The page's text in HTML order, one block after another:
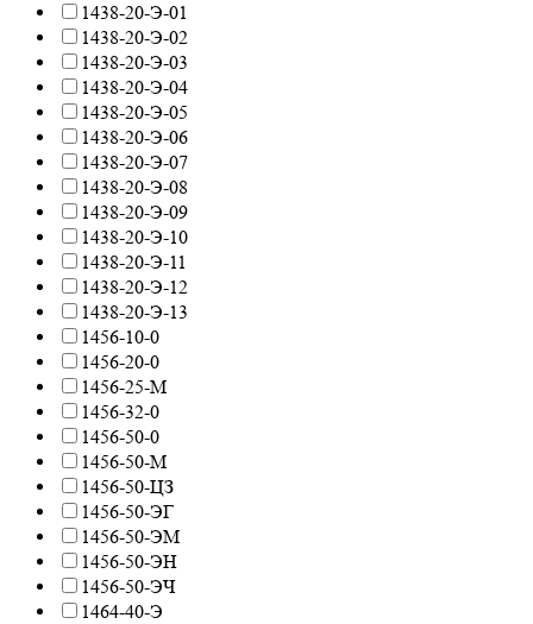
1438-20-Э-01
1438-20-Э-02
1438-20-Э-03
1438-20-Э-04
1438-20-Э-05
1438-20-Э-06
1438-20-Э-07
1438-20-Э-08
1438-20-Э-09
1438-20-Э-10
1438-20-Э-11
1438-20-Э-12
1438-20-Э-13
1456-10-0
1456-20-0
1456-25-М
1456-32-0
1456-50-0
1456-50-М
1456-50-ЦЗ
1456-50-ЭГ
1456-50-ЭМ
1456-50-ЭН
1456-50-ЭЧ
1464-40-Э